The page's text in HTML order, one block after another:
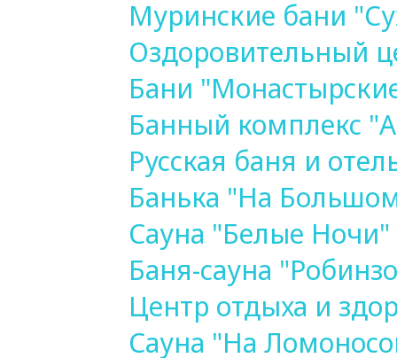
Муринские бани
Оздоровительный
Бани
Банный комплекс
Русская баня и
Банька "На
Сауна "Белые Ночи"
Баня-сауна
Центр отдыха и
Сауна "На